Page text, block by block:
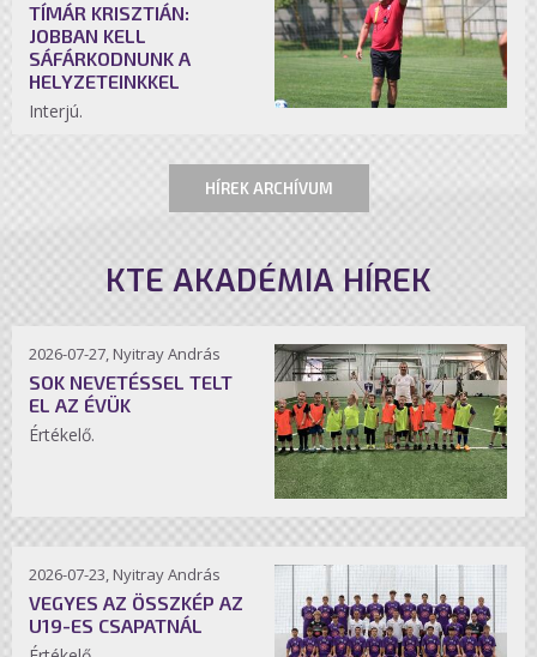
TÍMÁR KRISZTIÁN:
JOBBAN KELL
SÁFÁRKODNUNK A
HELYZETEINKKEL
Interjú.
HÍREK ARCHÍVUM
KTE AKADÉMIA HÍREK
2026-07-27, Nyitray András
SOK NEVETÉSSEL TELT
EL AZ ÉVÜK
Értékelő.
2026-07-23, Nyitray András
VEGYES AZ ÖSSZKÉP AZ
U19-ES CSAPATNÁL